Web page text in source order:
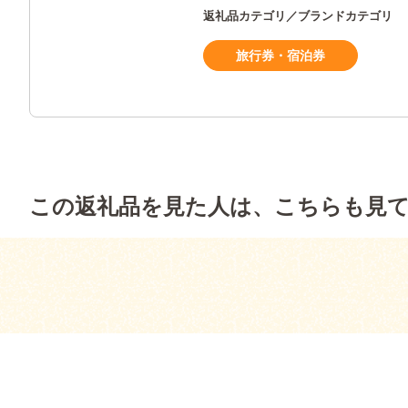
返礼品カテゴリ／ブランドカテゴリ
旅行券・宿泊券
この返礼品を見た人は、こちらも見